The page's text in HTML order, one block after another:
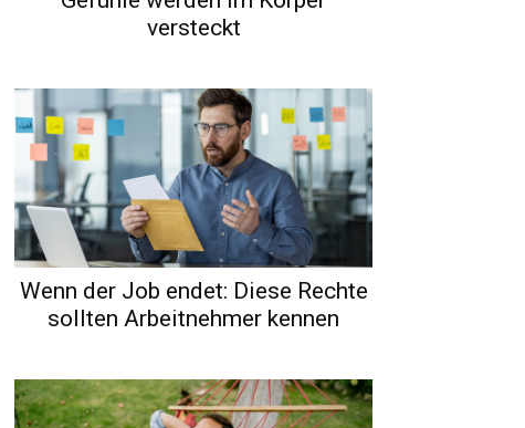
versteckt
Wenn der Job endet: Diese Rechte
sollten Arbeitnehmer kennen